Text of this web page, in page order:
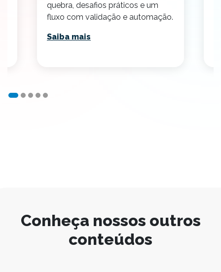
quebra, desafios práticos e um
fluxo com validação e automação.
Saiba mais
Conheça nossos outros
conteúdos